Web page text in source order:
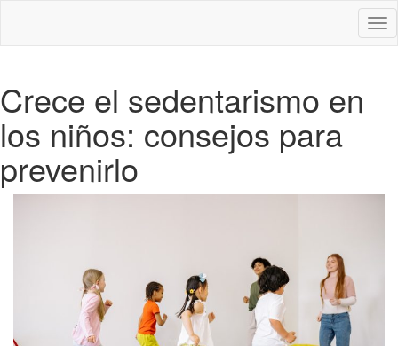
Crece el sedentarismo en
los niños: consejos para
prevenirlo